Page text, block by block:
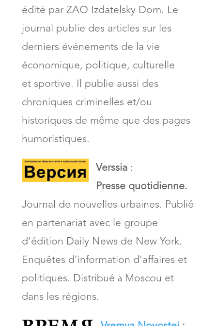
édité par ZAO Izdatelsky Dom. Le
journal publie des articles sur les
derniers événements de la vie
économique, politique, culturelle
et sportive. Il publie aussi des
chroniques criminelles et/ou
historiques de même que des pages
humoristiques.
Verssia:
Presse quotidienne.
Journal de nouvelles urbaines. Publié
en partenariat avec le groupe
d’édition Daily News de New York.
Enquêtes d’information d’affaires et
politiques. Distribué а Moscou et
dans les régions.